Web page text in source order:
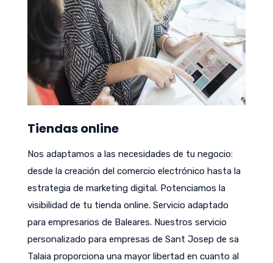
Tiendas online
Nos adaptamos a las necesidades de tu negocio:
desde la creación del comercio electrónico hasta la
estrategia de marketing digital. Potenciamos la
visibilidad de tu tienda online. Servicio adaptado
para empresarios de Baleares. Nuestros servicio
personalizado para empresas de Sant Josep de sa
Talaia proporciona una mayor libertad en cuanto al